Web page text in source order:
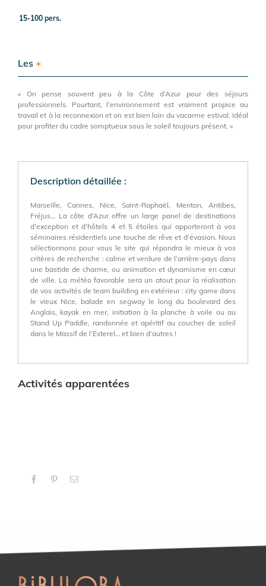
15-100 pers.
Les +
« On pense souvent peu à la Côte d’Azur pour des séjours
professionnels. Pourtant, l’environnement est vraiment propice au
travail et à la reconnexion et on est bien loin du vacarme estival. Idéal
pour profiter du cadre somptueux sous le soleil toujours présent. »
Description détaillée :
Marseille, Cannes, Nice, Saint-Raphaël, Menton, Antibes,
Fréjus… La côte d’Azur offre un large panel de destinations
d’exception et d’hôtels 4 et 5 étoiles qui apporteront à vos
séminaires résidentiels une touche de rêve et d’évasion. Nous
sélectionnons pour vous le site qui répondra le mieux à vos
critères de recherche : calme et verdure de l’arrière-pays dans
une bastide de charme, ou animation et dynamisme en cœur
de ville. La météo favorable sera un atout pour la réalisation
de vos activités de team building en extérieur : city game dans
le vieux Nice, balade en segway le long du boulevard des
Anglais, kayak en mer, initiation à la planche à voile ou au
Stand Up Paddle, randonnée et apéritif au coucher de soleil
dans le Massif de l’Esterel… et bien d’autres !
Activités apparentées
FacebookPinterestEmail